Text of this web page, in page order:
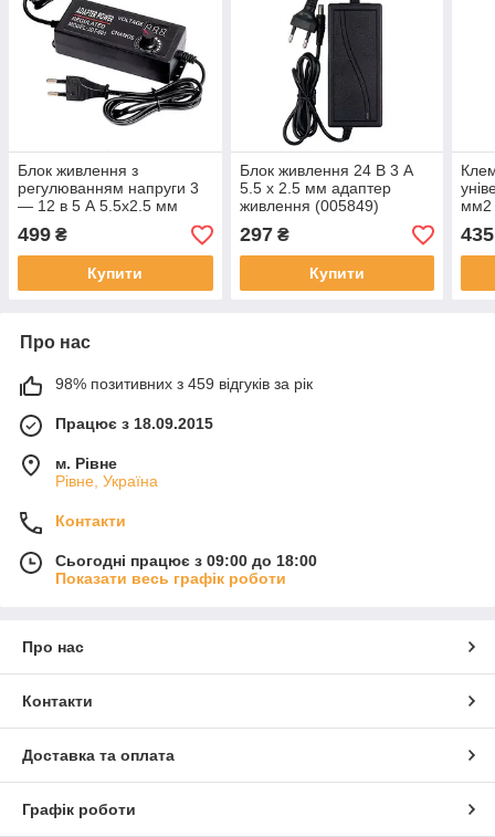
Блок живлення з
регулюванням напруги 3
— 12 в 5 А 5.5x2.5 мм
вольтметр (004771)
499 ₴
Купити
Блок живлення 24 В 3 А
5.5 х 2.5 мм адаптер
живлення (005849)
297₴
Купити
мм2
шт
435
Про нас
98% позитивних з 459 відгуків за рік
Працює з 18.09.2015
м. Рівне
Рівне, Україна
Контакти
Сьогодні працює з 09:00 до 18:00
Показати весь графік роботи
Про нас
Контакти
Доставка та оплата
Графік роботи